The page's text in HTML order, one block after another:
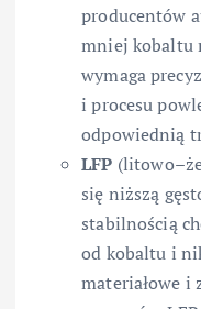
producentów
mniej kobaltu
wymaga
i procesu
odpowiednią
LFP
się niższą
stabilnością
od kobaltu i
materiałowe i